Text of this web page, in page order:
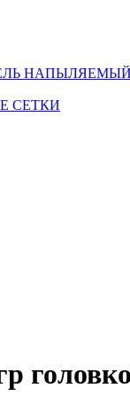
НАПЫЛЯЕМЫЙ
СЕТКИ